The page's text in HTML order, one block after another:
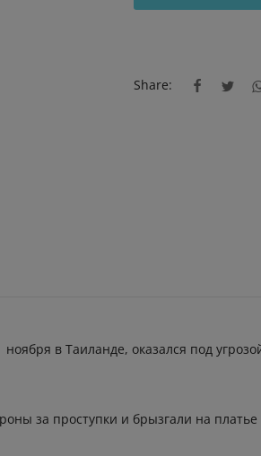
Share:
в Таиланде, оказался под
за проступки и брызгали на платье